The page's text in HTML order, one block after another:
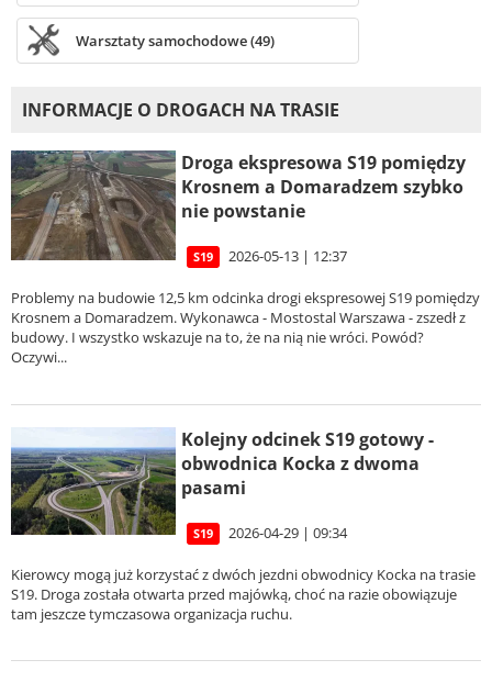
Warsztaty samochodowe (49)
INFORMACJE O DROGACH NA TRASIE
Droga ekspresowa S19 pomiędzy
Krosnem a Domaradzem szybko
nie powstanie
S19 2026-05-13 | 12:37
Problemy na budowie 12,5 km odcinka drogi ekspresowej S19 pomiędzy
Krosnem a Domaradzem. Wykonawca - Mostostal Warszawa - zszedł z
budowy. I wszystko wskazuje na to, że na nią nie wróci. Powód?
Oczywi...
Kolejny odcinek S19 gotowy -
obwodnica Kocka z dwoma
pasami
S19 2026-04-29 | 09:34
Kierowcy mogą już korzystać z dwóch jezdni obwodnicy Kocka na trasie
S19. Droga została otwarta przed majówką, choć na razie obowiązuje
tam jeszcze tymczasowa organizacja ruchu.